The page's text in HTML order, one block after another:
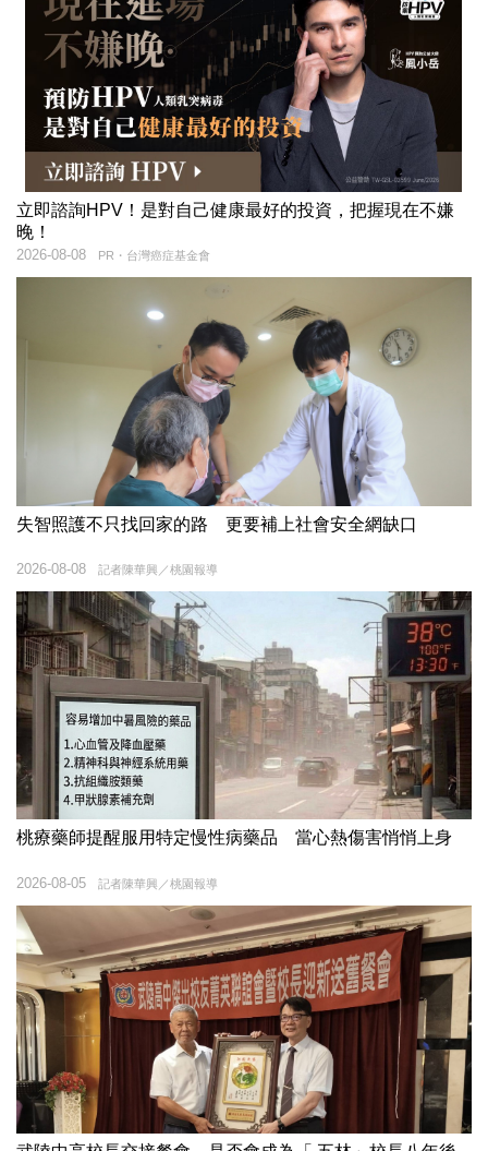
立即諮詢HPV！是對自己健康最好的投資，把握現在不嫌
晚！
PR・台灣癌症基金會
2026-08-08
失智照護不只找回家的路 更要補上社會安全網缺口
記者陳華興／桃園報導
2026-08-08
桃療藥師提醒服用特定慢性病藥品 當心熱傷害悄悄上身
記者陳華興／桃園報導
2026-08-05